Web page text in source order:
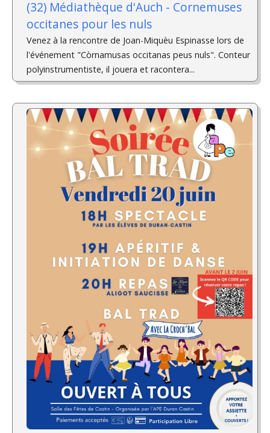
(32) Médiathèque d'Auch - Cornemuses
occitanes pour les nuls
Venez à la rencontre de Joan-Miquèu Espinasse lors de
l'événement "Còrnamusas occitanas peus nuls". Conteur
polyinstrumentiste, il jouera et racontera...